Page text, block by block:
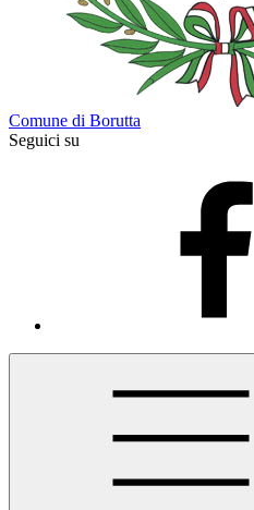
Comune di Borutta
Seguici su